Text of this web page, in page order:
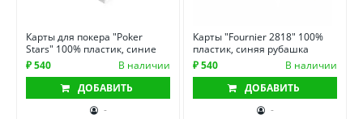
Карты для покера "Poker
Stars" 100% пластик, синие
₽ 540
В наличии
ДОБАВИТЬ
-
Карты "Fournier 2818" 100%
пластик, синяя рубашка
₽ 540
В наличии
ДОБАВИТЬ
-